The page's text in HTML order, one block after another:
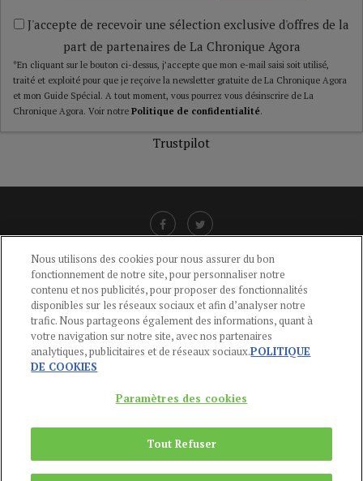
J'accepte de recevoir une sélection exclusive d'offres de la
part de partenaires de La Chronique Agora
*En cliquant sur le bouton ci-dessus, j’accepte que mon e-mail saisi soit utilisé,
traité et exploité pour que je reçoive la newsletter gratuite de La Chronique Agora
et mon Guide Spécial. A tout moment, vous pourrez vous désinscrire de La
Chronique Agora. Voir notre Politique de confidentialité.
Trustpilot
CGU-POLITIQUE DE CONFIDENTIALITÉ -POLITIQUE DES COOKIES
MENTIONS LÉGALES -AIDE
CONTACT
01 44 59 91 11
Du Lundi au Vendredi, 9h-13h et 14h-17h
Copyright © 2024Publications Agora
Nous utilisons des cookies pour nous assurer du bon
fonctionnement de notre site, pour personnaliser notre
contenu et nos publicités, pour proposer des fonctionnalités
disponibles sur les réseaux sociaux et afin d’analyser notre
trafic. Nous partageons également des informations, quant à
votre navigation sur notre site, avec nos partenaires
analytiques, publicitaires et de réseaux sociaux.POLITIQUE
DE COOKIES
Paramètres des cookies
Tout Refuser